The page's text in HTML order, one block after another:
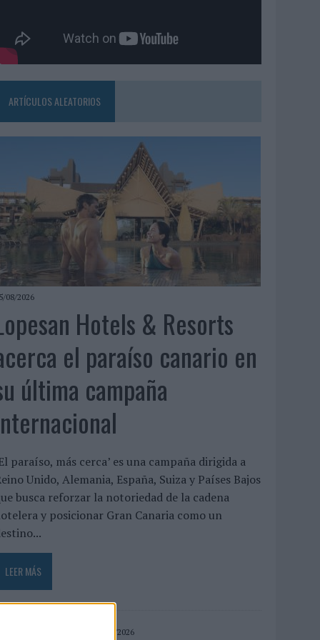
ARTÍCULOS ALEATORIOS
08/2026
Hotels & Resorts
el paraíso canario en
última campaña
paraíso, más cerca’ es una campaña dirigida a
Unido, Alemania, España, Suiza y Países Bajos
busca reforzar la notoriedad de la cadena
y posicionar Gran Canaria como un
LEER MÁS
04/08/2026